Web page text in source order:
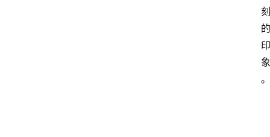
刻
的
印
象
。